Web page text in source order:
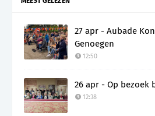
27 apr - Aubade
Genoegen
12:50
26 apr - Op bezoek
12:38